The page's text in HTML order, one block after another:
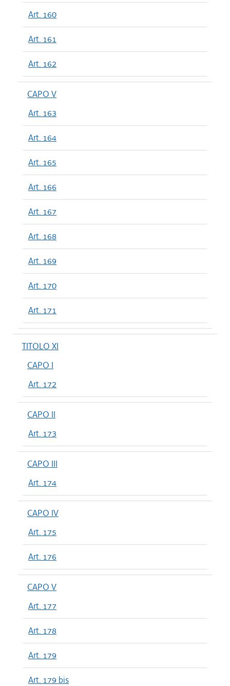
Art. 160
Art. 161
Art. 162
CAPO V
Art. 163
Art. 164
Art. 165
Art. 166
Art. 167
Art. 168
Art. 169
Art. 170
Art. 171
TITOLO XI
CAPO I
Art. 172
CAPO II
Art. 173
CAPO III
Art. 174
CAPO IV
Art. 175
Art. 176
CAPO V
Art. 177
Art. 178
Art. 179
Art. 179 bis